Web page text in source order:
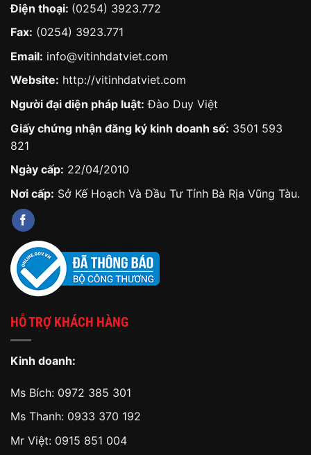
Điện thoại: (0254) 3923.772
Fax: (0254) 3923.771
Email: info@vitinhdatviet.com
Website: http://vitinhdatviet.com
Người đại diện pháp luật: Đào Duy Việt
Giấy chứng nhận đăng ký kinh doanh số: 3501 593
821
Ngày cấp: 22/04/2010
Nơi cấp: Sở Kế Hoạch Và Đầu Tư Tỉnh Bà Rịa Vũng Tàu.
HỖ TRỢ KHÁCH HÀNG
Kinh doanh:
Ms Bích: 0972 385 301
Ms Thanh: 0933 370 192
Mr Việt: 0915 851 004